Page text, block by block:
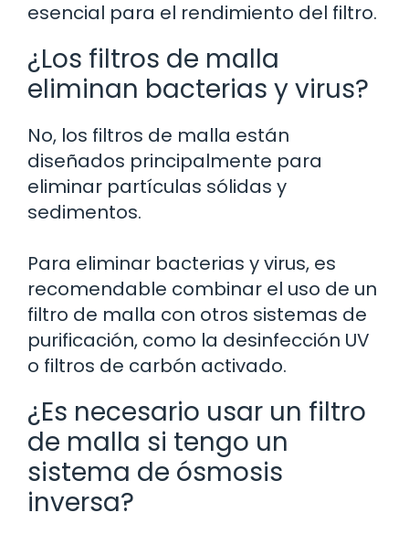
esencial para el rendimiento del filtro.
¿Los filtros de malla
eliminan bacterias y virus?
No, los filtros de malla están
diseñados principalmente para
eliminar partículas sólidas y
sedimentos.
Para eliminar bacterias y virus, es
recomendable combinar el uso de un
filtro de malla con otros sistemas de
purificación, como la desinfección UV
o filtros de carbón activado.
¿Es necesario usar un filtro
de malla si tengo un
sistema de ósmosis
inversa?